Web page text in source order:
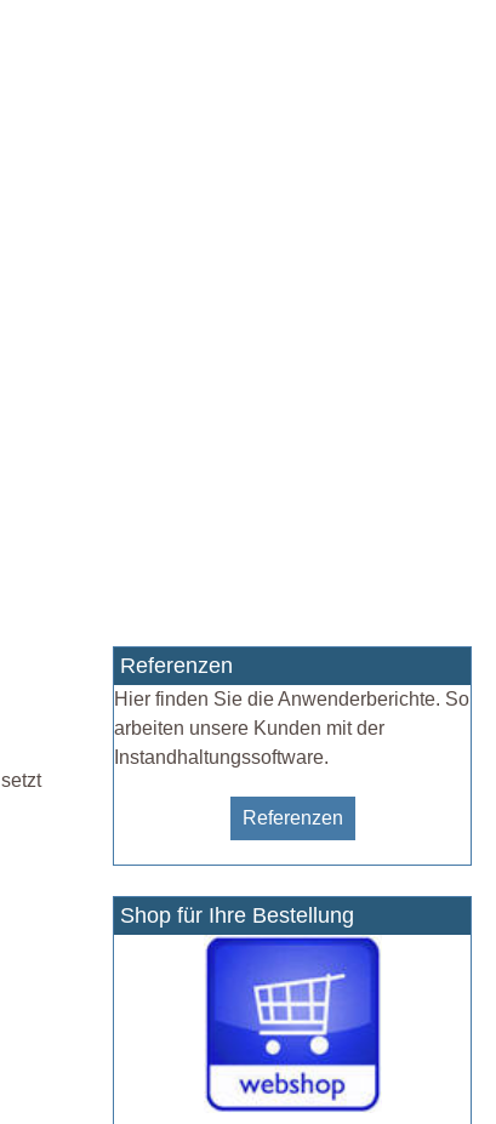
Referenzen
Hier finden Sie die Anwenderberichte. So
arbeiten unsere Kunden mit der
Instandhaltungssoftware.
Referenzen
Shop für Ihre Bestellung